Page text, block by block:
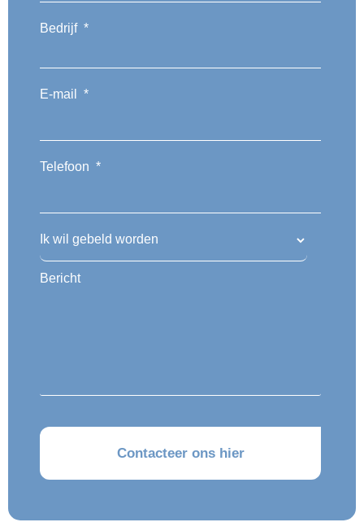
Bedrijf *
E-mail *
Telefoon *
Ik wil gebeld worden
Bericht
CAPTCHA